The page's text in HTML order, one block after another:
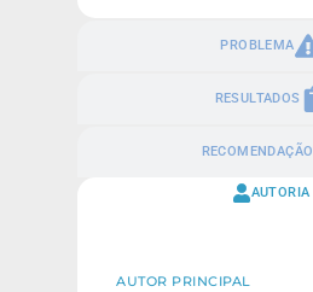
PROBLEMA
RESULTADOS
RECOMENDAÇÃO
AUTORIA
AUTOR PRINCIPAL